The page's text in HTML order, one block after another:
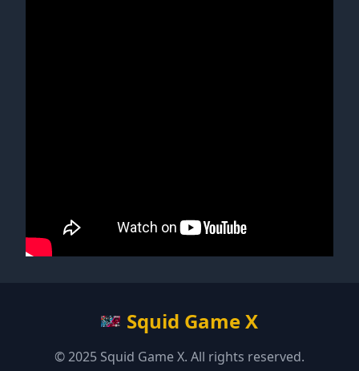
Squid Game X
© 2025 Squid Game X. All rights reserved.